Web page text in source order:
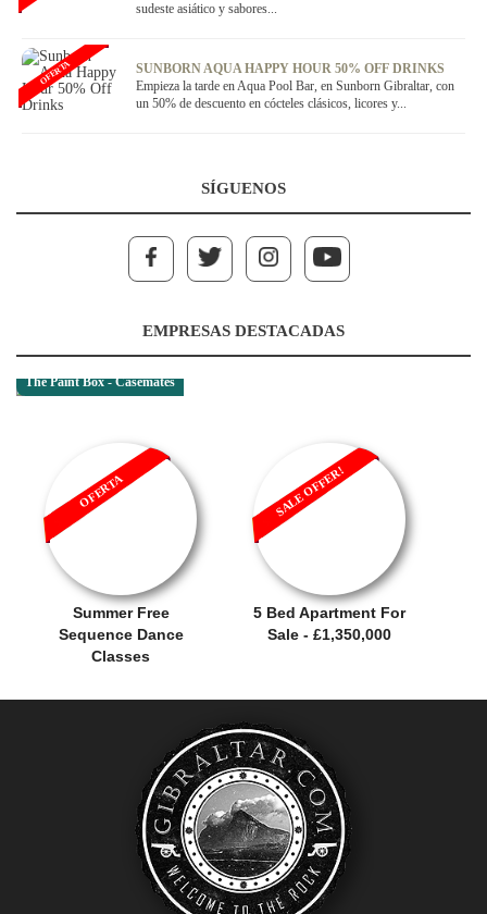
sudeste asiático y sabores...
SUNBORN AQUA HAPPY HOUR 50% OFF DRINKS
Empieza la tarde en Aqua Pool Bar, en Sunborn Gibraltar, con
un 50% de descuento en cócteles clásicos, licores y...
OFERTA
SÍGUENOS
EMPRESAS DESTACADAS
The Paint Box - Casemates
Summer Free
Sequence Dance
Classes
OFERTA
5 Bed Apartment For
Sale - £1,350,000
SALE OFFER!